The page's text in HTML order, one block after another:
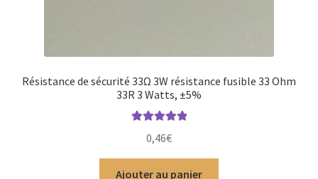
Résistance de sécurité 33Ω 3W résistance fusible 33 Ohm
33R 3 Watts, ±5%
0,46€
Ajouter au panier